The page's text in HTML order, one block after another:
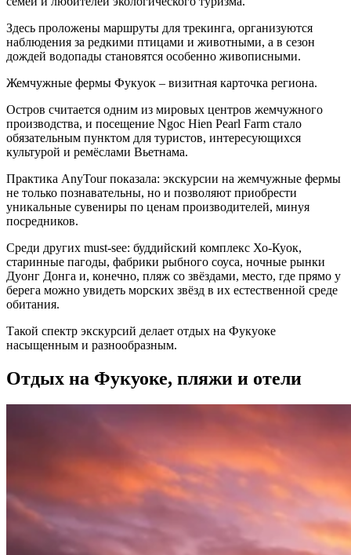
Здесь проложены маршруты для трекинга, организуются
наблюдения за редкими птицами и животными, а в сезон
дождей водопады становятся особенно живописными.
Жемчужные фермы Фукуок – визитная карточка региона.
Остров считается одним из мировых центров жемчужного
производства, и посещение Ngoc Hien Pearl Farm стало
обязательным пунктом для туристов, интересующихся
культурой и ремёслами Вьетнама.
Практика AnyTour показала: экскурсии на жемчужные фермы
не только познавательны, но и позволяют приобрести
уникальные сувениры по ценам производителей, минуя
посредников.
Среди других must-see: буддийский комплекс Хо-Куок,
старинные пагоды, фабрики рыбного соуса, ночные рынки
Дуонг Донга и, конечно, пляж со звёздами, место, где прямо у
берега можно увидеть морских звёзд в их естественной среде
обитания.
Такой спектр экскурсий делает отдых на Фукуоке
насыщенным и разнообразным.
Отдых на Фукуоке, пляжи и отели